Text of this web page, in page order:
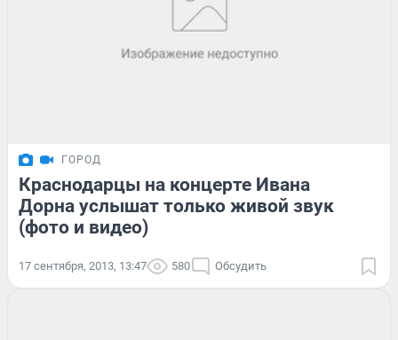
ГОРОД
Краснодарцы на концерте Ивана
Дорна услышат только живой звук
(фото и видео)
17 сентября, 2013, 13:47 580 Обсудить